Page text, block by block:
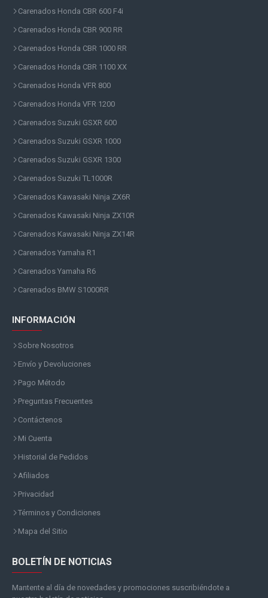
Carenados Honda CBR 600 F4i
Carenados Honda CBR 900 RR
Carenados Honda CBR 1000 RR
Carenados Honda CBR 1100 XX
Carenados Honda VFR 800
Carenados Honda VFR 1200
Carenados Suzuki GSXR 600
Carenados Suzuki GSXR 1000
Carenados Suzuki GSXR 1300
Carenados Suzuki TL1000R
Carenados Kawasaki Ninja ZX6R
Carenados Kawasaki Ninja ZX10R
Carenados Kawasaki Ninja ZX14R
Carenados Yamaha R1
Carenados Yamaha R6
Carenados BMW S1000RR
INFORMACIÓN
Sobre Nosotros
Envío y Devoluciones
Pago Método
Preguntas Frecuentes
Contáctenos
Mi Cuenta
Historial de Pedidos
Afiliados
Privacidad
Términos y Condiciones
Mapa del Sitio
BOLETÍN DE NOTICIAS
Mantente al día de novedades y promociones suscribiéndote a